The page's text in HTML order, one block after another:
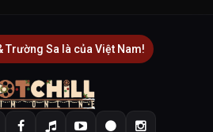
Trường Sa là của Việt Nam!